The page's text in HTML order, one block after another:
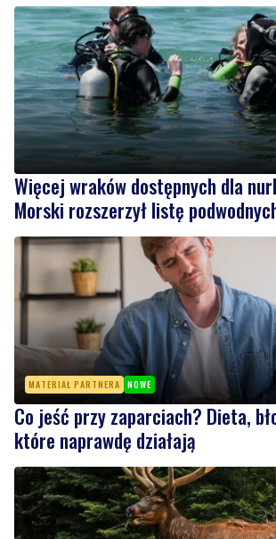
Więcej wraków dostępnych dla
Morski rozszerzył listę
MATERIAŁ PARTNERA NOWE
Co jeść przy zaparciach? Dieta,
które naprawdę działają